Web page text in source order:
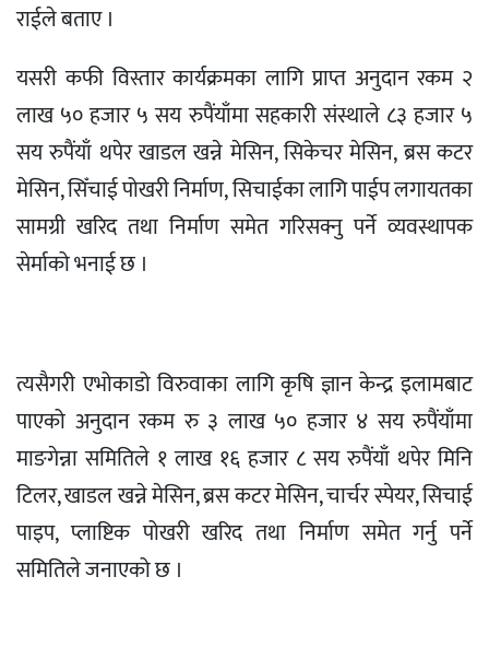
राईले बताए ।
यसरी कफी विस्तार कार्यक्रमका लागि प्राप्त अनुदान रकम २
लाख ५० हजार ५ सय रुपैंयाँमा सहकारी संस्थाले ८३ हजार ५
सय रुपैंयाँ थपेर खाडल खन्ने मेसिन, सिकेचर मेसिन, ब्रस कटर
मेसिन, सिँचाई पोखरी निर्माण, सिचाईका लागि पाईप लगायतका
सामग्री खरिद तथा निर्माण समेत गरिसक्नु पर्ने व्यवस्थापक
सेर्माको भनाई छ ।
त्यसैगरी एभोकाडो विरुवाका लागि कृषि ज्ञान केन्द्र इलामबाट
पाएको अनुदान रकम रु ३ लाख ५० हजार ४ सय रुपैंयाँमा
माङगेन्ना समितिले १ लाख १६ हजार ८ सय रुपैंयाँ थपेर मिनि
टिलर, खाडल खन्ने मेसिन, ब्रस कटर मेसिन, चार्चर स्पेयर, सिचाई
पाइप, प्लाष्टिक पोखरी खरिद तथा निर्माण समेत गर्नु पर्ने
समितिले जनाएको छ ।